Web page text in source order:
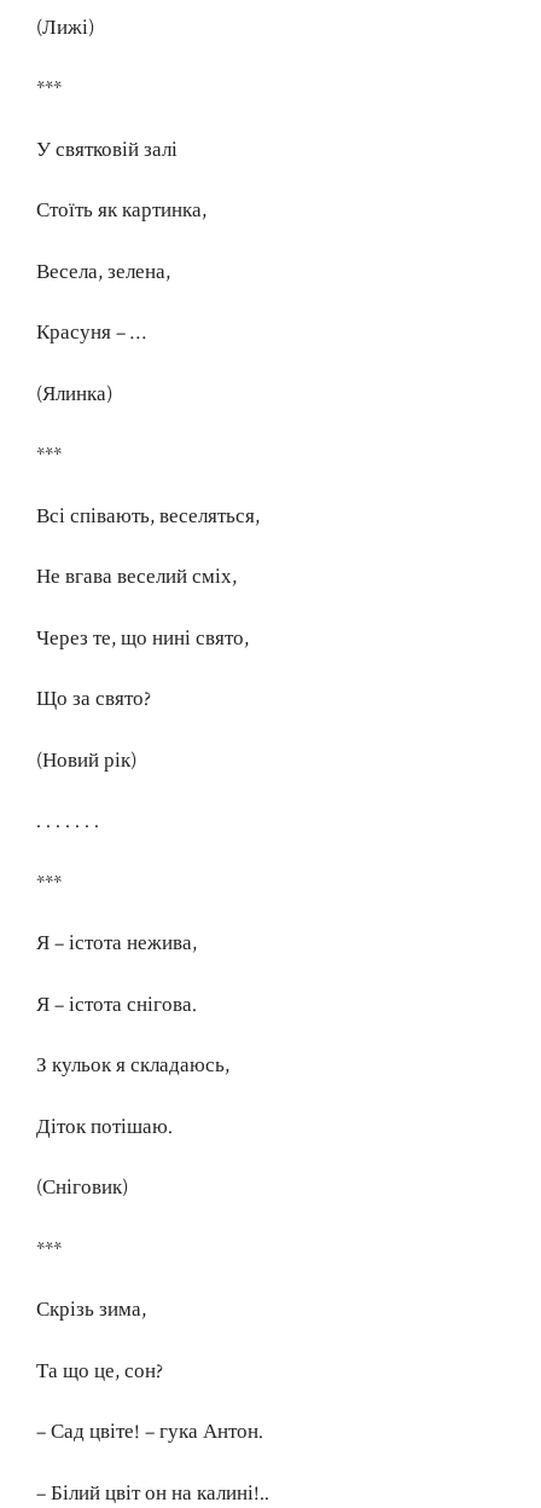
(Лижі)
***
У святковій залі
Стоїть як картинка,
Весела, зелена,
Красуня – …
(Ялинка)
***
Всі співають, веселяться,
Не вгава веселий сміх,
Через те, що нині свято,
Що за свято?
(Новий рік)
. . . . . . .
***
Я – істота нежива,
Я – істота снігова.
З кульок я складаюсь,
Діток потішаю.
(Сніговик)
***
Скрізь зима,
Та що це, сон?
– Сад цвіте! – гука Антон.
– Білий цвіт он на калині!..